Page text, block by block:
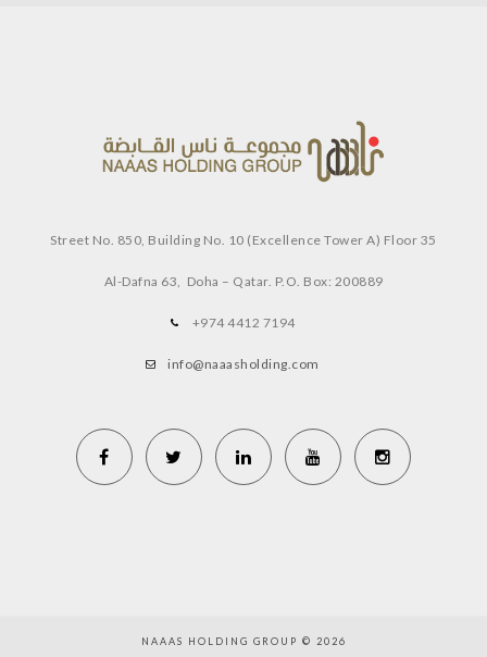
Street No. 850, Building No. 10 (Excellence Tower A) Floor 35
Al-Dafna 63, Doha – Qatar. P.O. Box: 200889
+974 4412 7194
info@naaasholding.com
NAAAS HOLDING GROUP © 2026